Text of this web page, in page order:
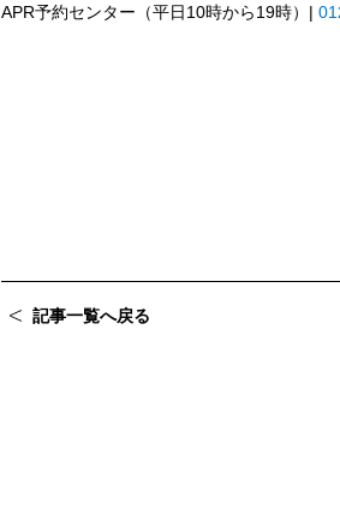
APR予約センター（平日10時から19時）|
記事一覧へ戻る